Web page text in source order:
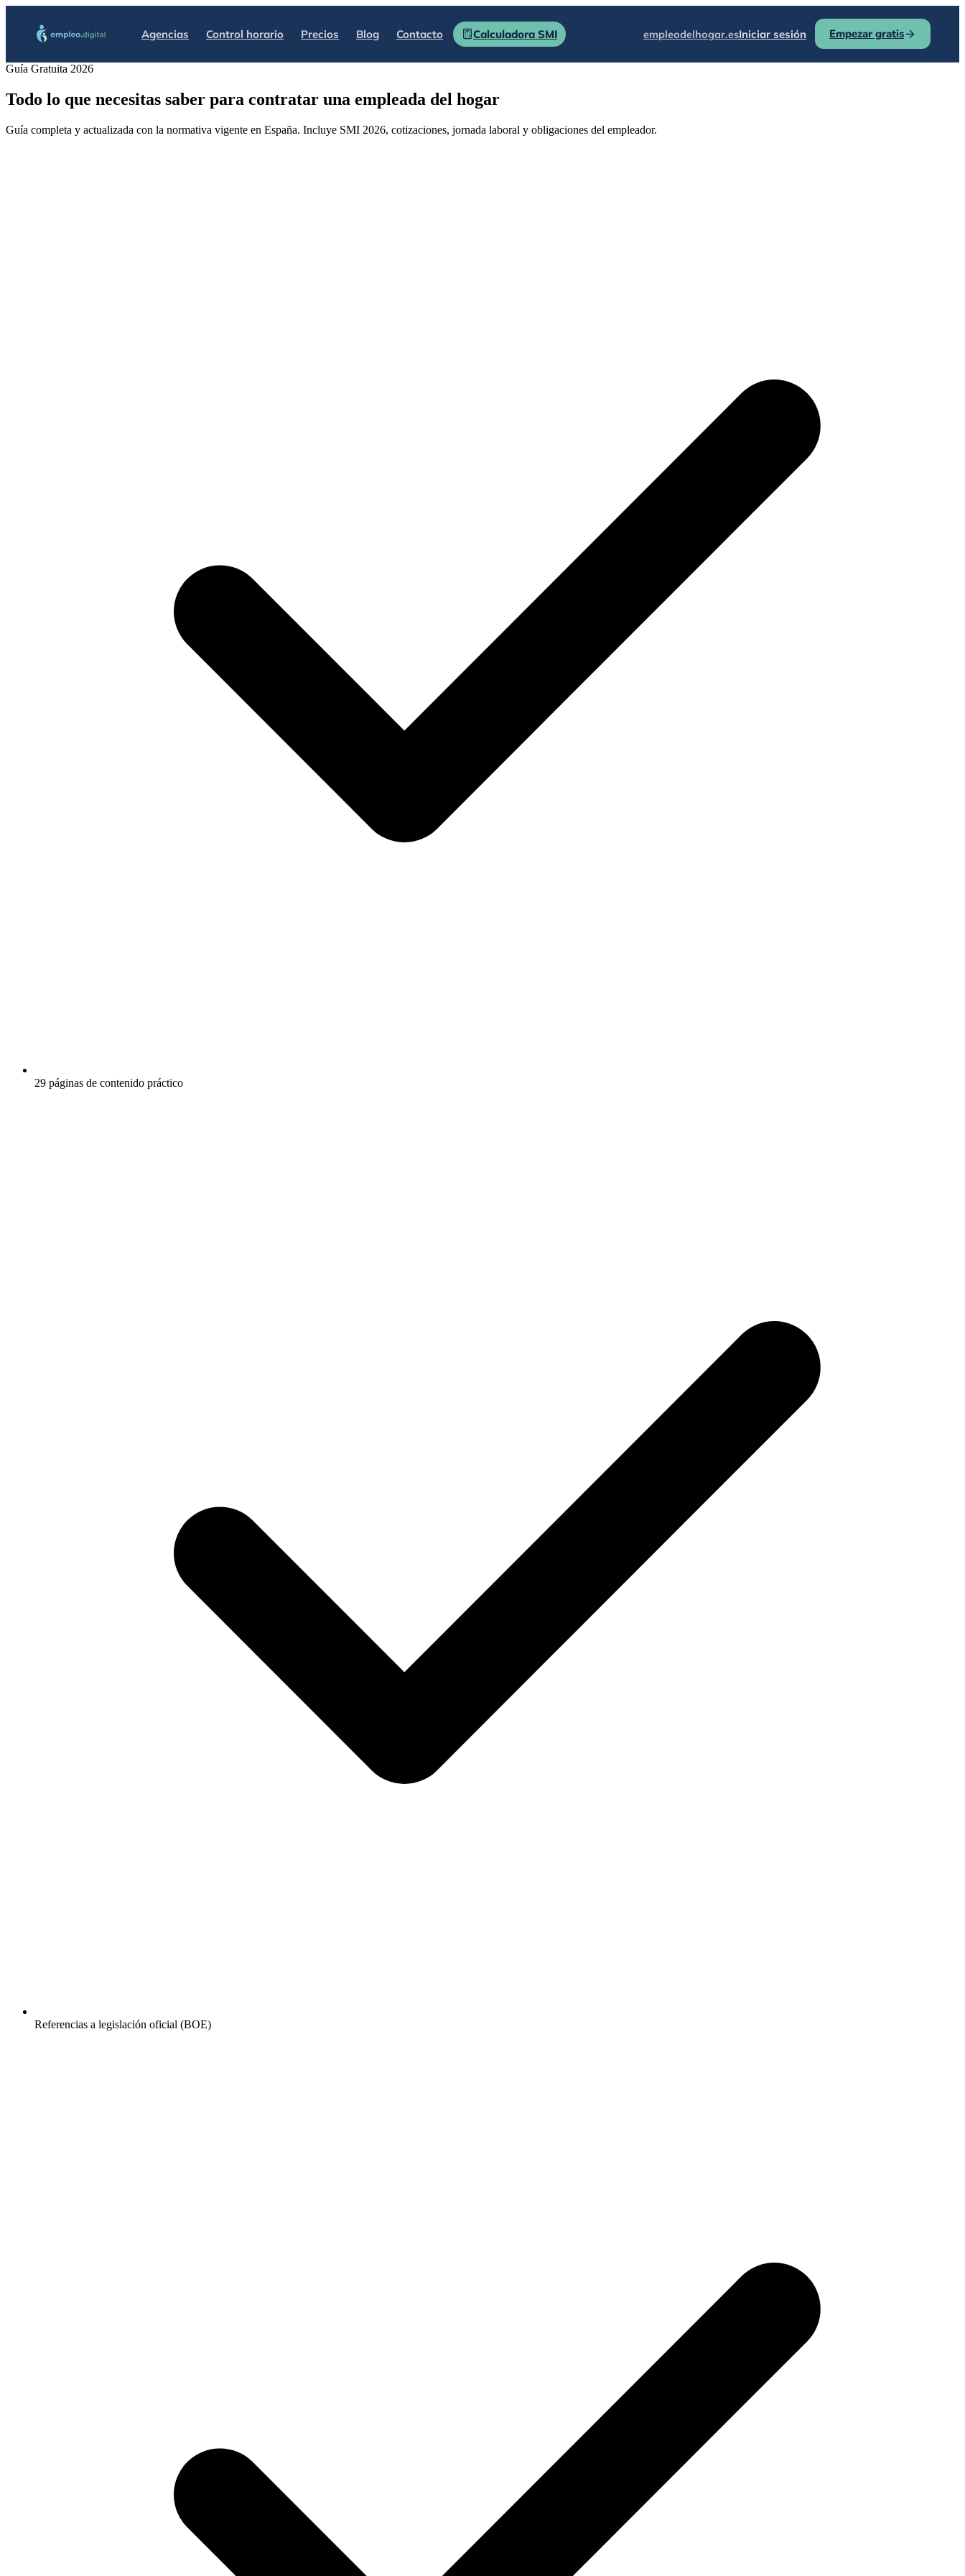
Agencias Control horario Precios Blog Contacto empleodelhogar.esIniciar sesión
Calculadora SMI Empezar gratis
Guía Gratuita 2026
Todo lo que necesitas saber para contratar una empleada del hogar
Guía completa y actualizada con la normativa vigente en España. Incluye SMI 2026, cotizaciones, jornada laboral y obligaciones del empleador.
29 páginas de contenido práctico
Referencias a legislación oficial (BOE)